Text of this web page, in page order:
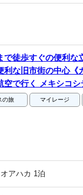
徒歩すぐの便利な
な旧市街の中心《
で行く メキシコ
の旅 マイレージ
アハカ 1泊